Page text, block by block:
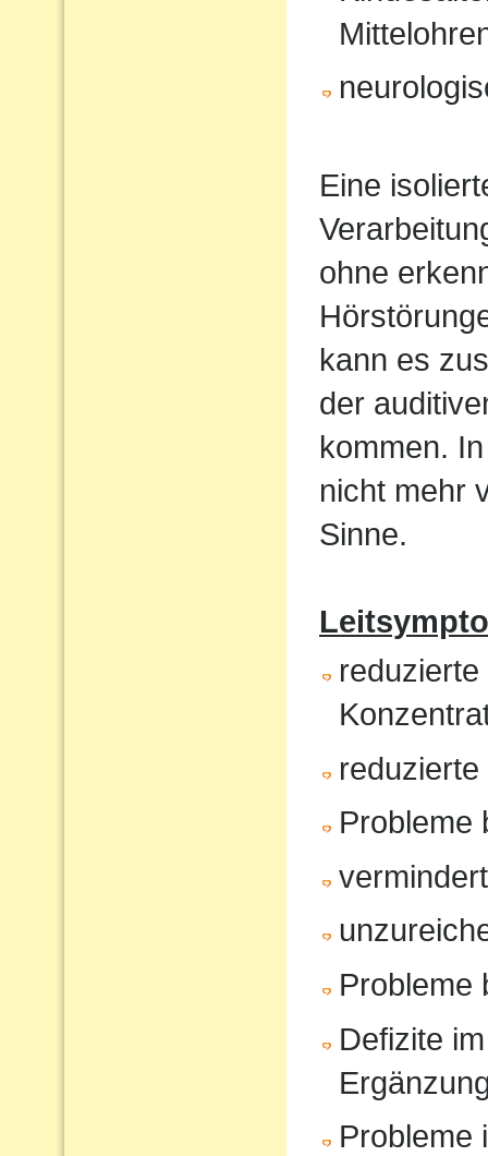
Eine
ohne
kann es
der
kommen.
nicht mehr
Sinne.
Probleme
Probleme
Defizite
Probleme